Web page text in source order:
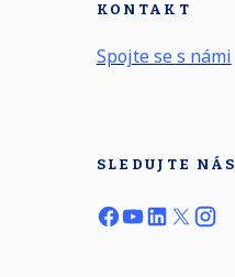
KONTAKT
Spojte se s námi
SLEDUJTE NÁS